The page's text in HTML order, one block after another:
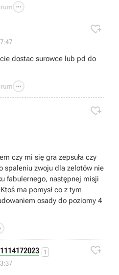


dostac surowce lub pd do


czy mi się gra zepsuła czy
spaleniu zwoju dla zelotów nie
fabulernego, następnej misji
ma pomysł co z tym
osady do poziomy 4
1 